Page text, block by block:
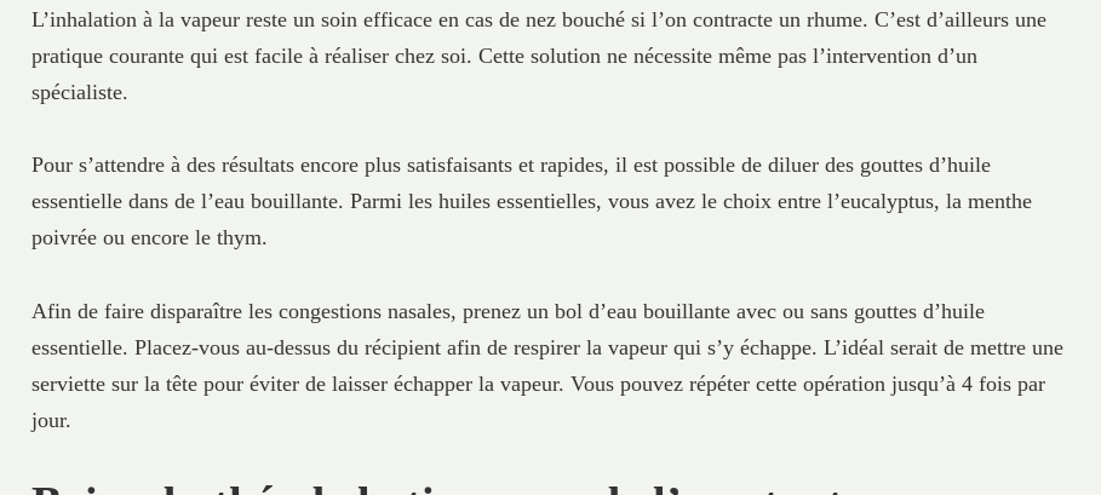
L’inhalation à la vapeur reste un soin efficace en cas de nez bouché si l’on contracte un rhume. C’est d’ailleurs une
pratique courante qui est facile à réaliser chez soi. Cette solution ne nécessite même pas l’intervention d’un
spécialiste.
Pour s’attendre à des résultats encore plus satisfaisants et rapides, il est possible de diluer des gouttes d’huile
essentielle dans de l’eau bouillante. Parmi les huiles essentielles, vous avez le choix entre l’eucalyptus, la menthe
poivrée ou encore le thym.
Afin de faire disparaître les congestions nasales, prenez un bol d’eau bouillante avec ou sans gouttes d’huile
essentielle. Placez-vous au-dessus du récipient afin de respirer la vapeur qui s’y échappe. L’idéal serait de mettre une
serviette sur la tête pour éviter de laisser échapper la vapeur. Vous pouvez répéter cette opération jusqu’à 4 fois par
jour.